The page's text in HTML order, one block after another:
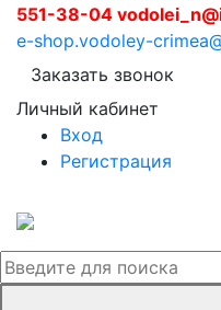
551-38-04
e-shop.vodoley-
Заказать звонок
Личный кабинет
Вход
Регистрация